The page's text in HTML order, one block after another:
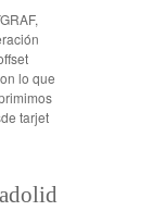
lo que
tarjet